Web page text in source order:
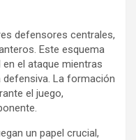
defensores centrales,
Este esquema
el ataque mientras
La formación
el juego,
un papel crucial,